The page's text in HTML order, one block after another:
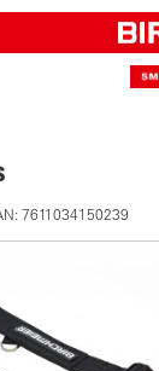
7611034150239